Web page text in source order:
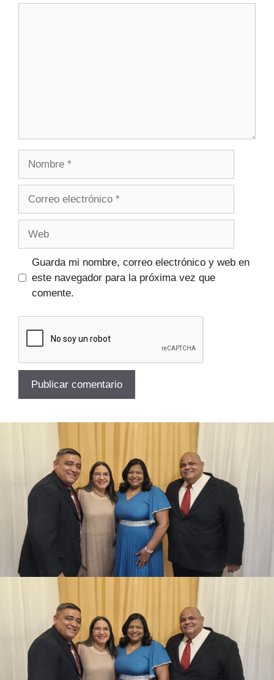
Guarda mi nombre, correo electrónico y web en
este navegador para la próxima vez que
comente.